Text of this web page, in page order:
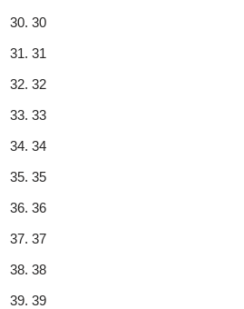
30
31
32
33
34
35
36
37
38
39